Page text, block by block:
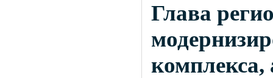
Глава
комплекса,